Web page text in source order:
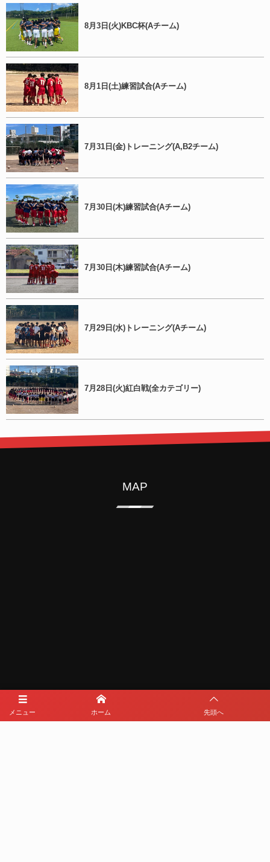
8月3日(火)KBC杯(Aチーム)
8月1日(土)練習試合(Aチーム)
7月31日(金)トレーニング(A,B2チーム)
7月30日(木)練習試合(Aチーム)
7月30日(木)練習試合(Aチーム)
7月29日(水)トレーニング(Aチーム)
7月28日(火)紅白戦(全カテゴリー)
メニュー ホーム 先頭へ
MAP